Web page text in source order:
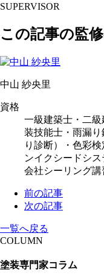
SUPERVISOR
この記事の監
中山 紗央里
資格
一級建築士・二
装技能士・雨漏
り診断）・色彩
ンイクシードシ
会社シーリング
前の記事
次の記事
一覧へ戻る
COLUMN
塗装専門家コラム